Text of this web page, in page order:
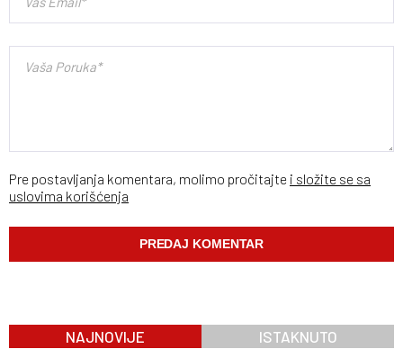
Pre postavljanja komentara, molimo pročitajte i složite se sa
uslovima korišćenja
NAJNOVIJE ISTAKNUTO